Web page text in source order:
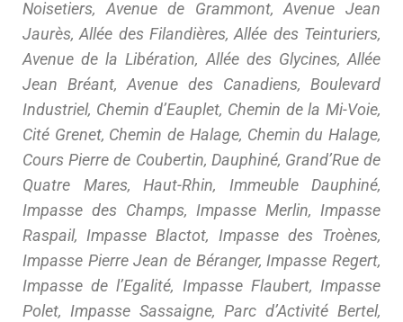
Noisetiers, Avenue de Grammont, Avenue Jean
Jaurès, Allée des Filandières, Allée des Teinturiers,
Avenue de la Libération, Allée des Glycines, Allée
Jean Bréant, Avenue des Canadiens, Boulevard
Industriel, Chemin d’Eauplet, Chemin de la Mi-Voie,
Cité Grenet, Chemin de Halage, Chemin du Halage,
Cours Pierre de Coubertin, Dauphiné, Grand’Rue de
Quatre Mares, Haut-Rhin, Immeuble Dauphiné,
Impasse des Champs, Impasse Merlin, Impasse
Raspail, Impasse Blactot, Impasse des Troènes,
Impasse Pierre Jean de Béranger, Impasse Regert,
Impasse de l’Egalité, Impasse Flaubert, Impasse
Polet, Impasse Sassaigne, Parc d’Activité Bertel,